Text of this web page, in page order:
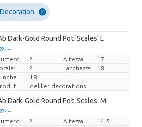
Dark-Gold Round Pot 'Scales' L
-,--
x uno
? Altezza
17
? Larghezza
18
18
Produttore
dekker decorations
Dark-Gold Round Pot 'Scales' M
-,--
x uno
? Altezza
14,5